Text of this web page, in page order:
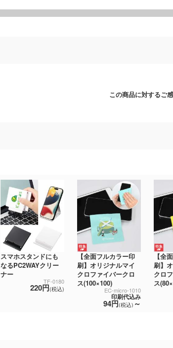
この商品に対するご
スマホスタンドにも
なるPC2WAYクリー
ナー
TF-0180
220円(税込)
【全面フルカラー印
刷】オリジナルマイ
クロファイバークロ
ス(100×100)
EC-micro-1010
印刷代込み
94円(税込) ～
【全
刷】
クロ
ス